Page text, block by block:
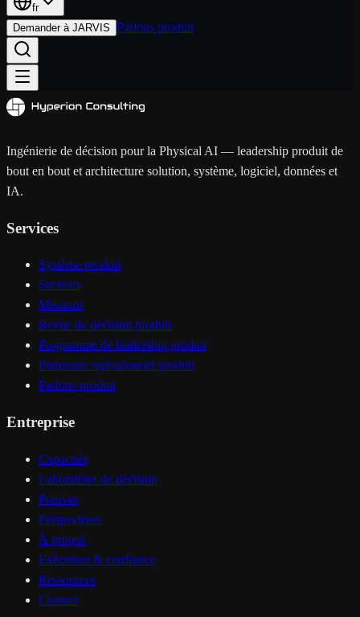
fr
Demander à JARVIS Parlons produit
Ingénierie de décision pour la Physical AI — leadership produit de
bout en bout et architecture solution, système, logiciel, données et
IA.
Services
Système produit
Secteurs
Missions
Revue de décision produit
Programme de leadership produit
Partenaire opérationnel produit
Parlons produit
Entreprise
Capacités
Laboratoire de décision
Preuves
Perspectives
À propos
Exécution & confiance
Ressources
Contact